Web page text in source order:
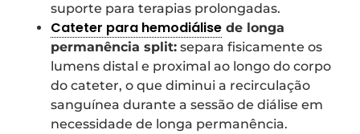
suporte para terapias prolongadas.
Cateter para hemodiálise de longa
permanência split: separa fisicamente os
lumens distal e proximal ao longo do corpo
do cateter, o que diminui a recirculação
sanguínea durante a sessão de diálise em
necessidade de longa permanência.